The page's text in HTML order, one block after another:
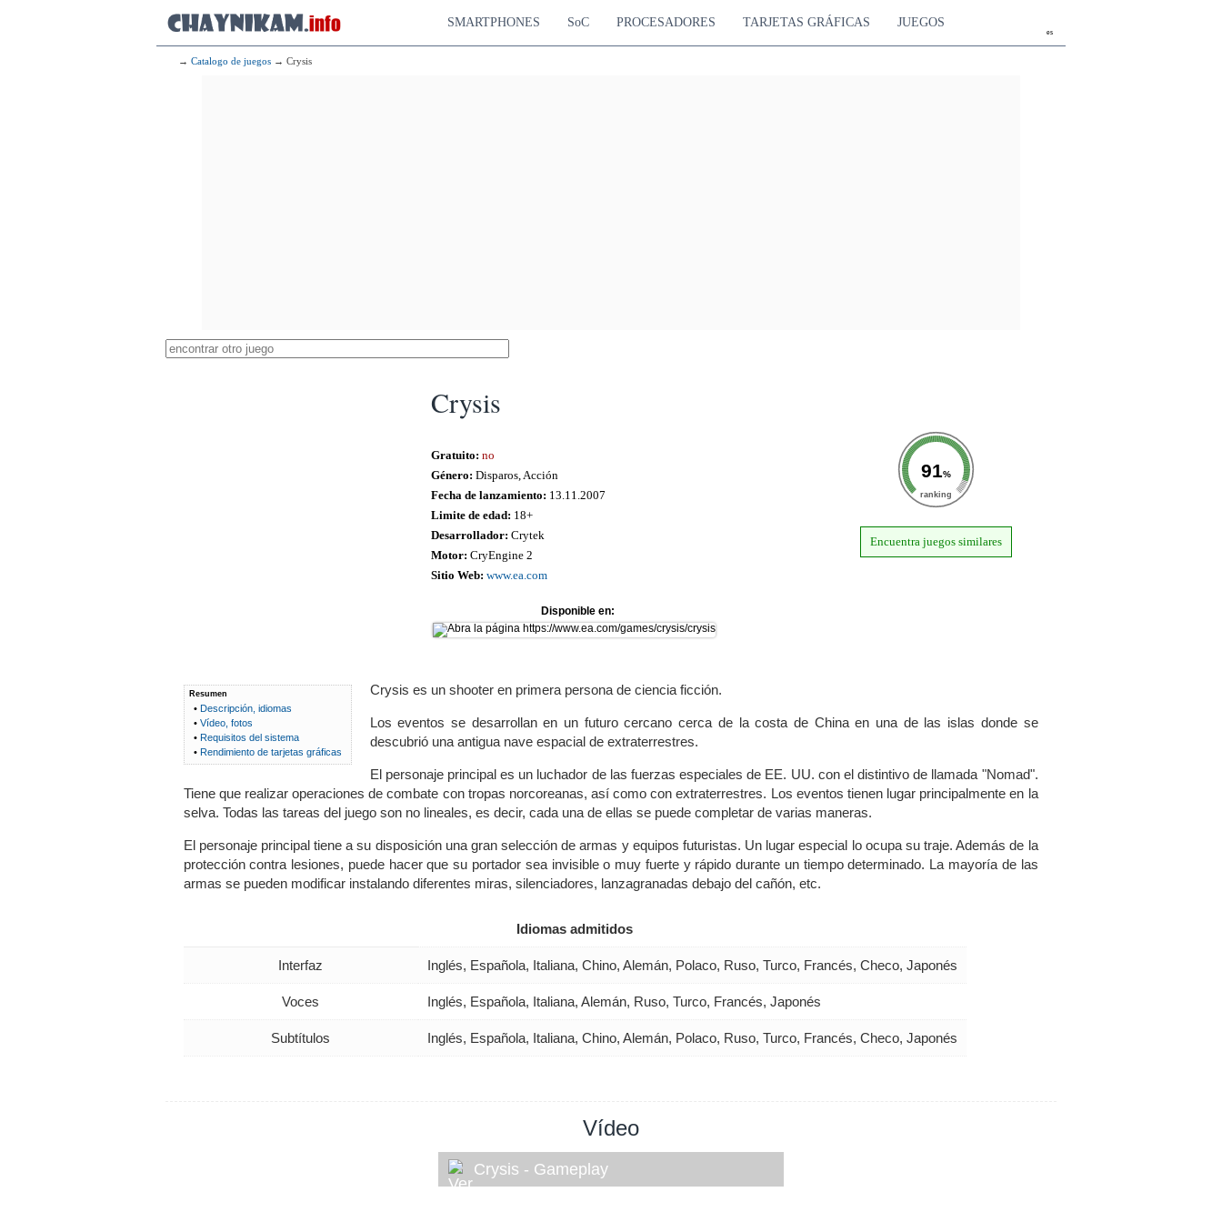
es
SMARTPHONES SoC PROCESADORES TARJETAS GRÁFICAS JUEGOS
→ Catalogo de juegos → Crysis
Crysis
91%
ranking
Encuentra juegos similares
Gratuito: no
Género: Disparos, Acción
Fecha de lanzamiento: 13.11.2007
Limite de edad: 18+
Desarrollador: Crytek
Motor: CryEngine 2
Sitio Web: www.ea.com
Disponible en:
Resumen
• Descripción, idiomas
• Vídeo, fotos
• Requisitos del sistema
• Rendimiento de tarjetas gráficas
Crysis es un shooter en primera persona de ciencia ficción.
Los eventos se desarrollan en un futuro cercano cerca de la costa de China en una de las islas donde se
descubrió una antigua nave espacial de extraterrestres.
El personaje principal es un luchador de las fuerzas especiales de EE. UU. con el distintivo de llamada "Nomad".
Tiene que realizar operaciones de combate con tropas norcoreanas, así como con extraterrestres. Los eventos tienen lugar principalmente en la
selva. Todas las tareas del juego son no lineales, es decir, cada una de ellas se puede completar de varias maneras.
El personaje principal tiene a su disposición una gran selección de armas y equipos futuristas. Un lugar especial lo ocupa su traje. Además de la
protección contra lesiones, puede hacer que su portador sea invisible o muy fuerte y rápido durante un tiempo determinado. La mayoría de las
armas se pueden modificar instalando diferentes miras, silenciadores, lanzagranadas debajo del cañón, etc.
Idiomas admitidos
Interfaz Inglés, Española, Italiana, Chino, Alemán, Polaco, Ruso, Turco, Francés, Checo, Japonés
Voces Inglés, Española, Italiana, Alemán, Ruso, Turco, Francés, Japonés
Subtítulos Inglés, Española, Italiana, Chino, Alemán, Polaco, Ruso, Turco, Francés, Checo, Japonés
Vídeo
Crysis - Gameplay